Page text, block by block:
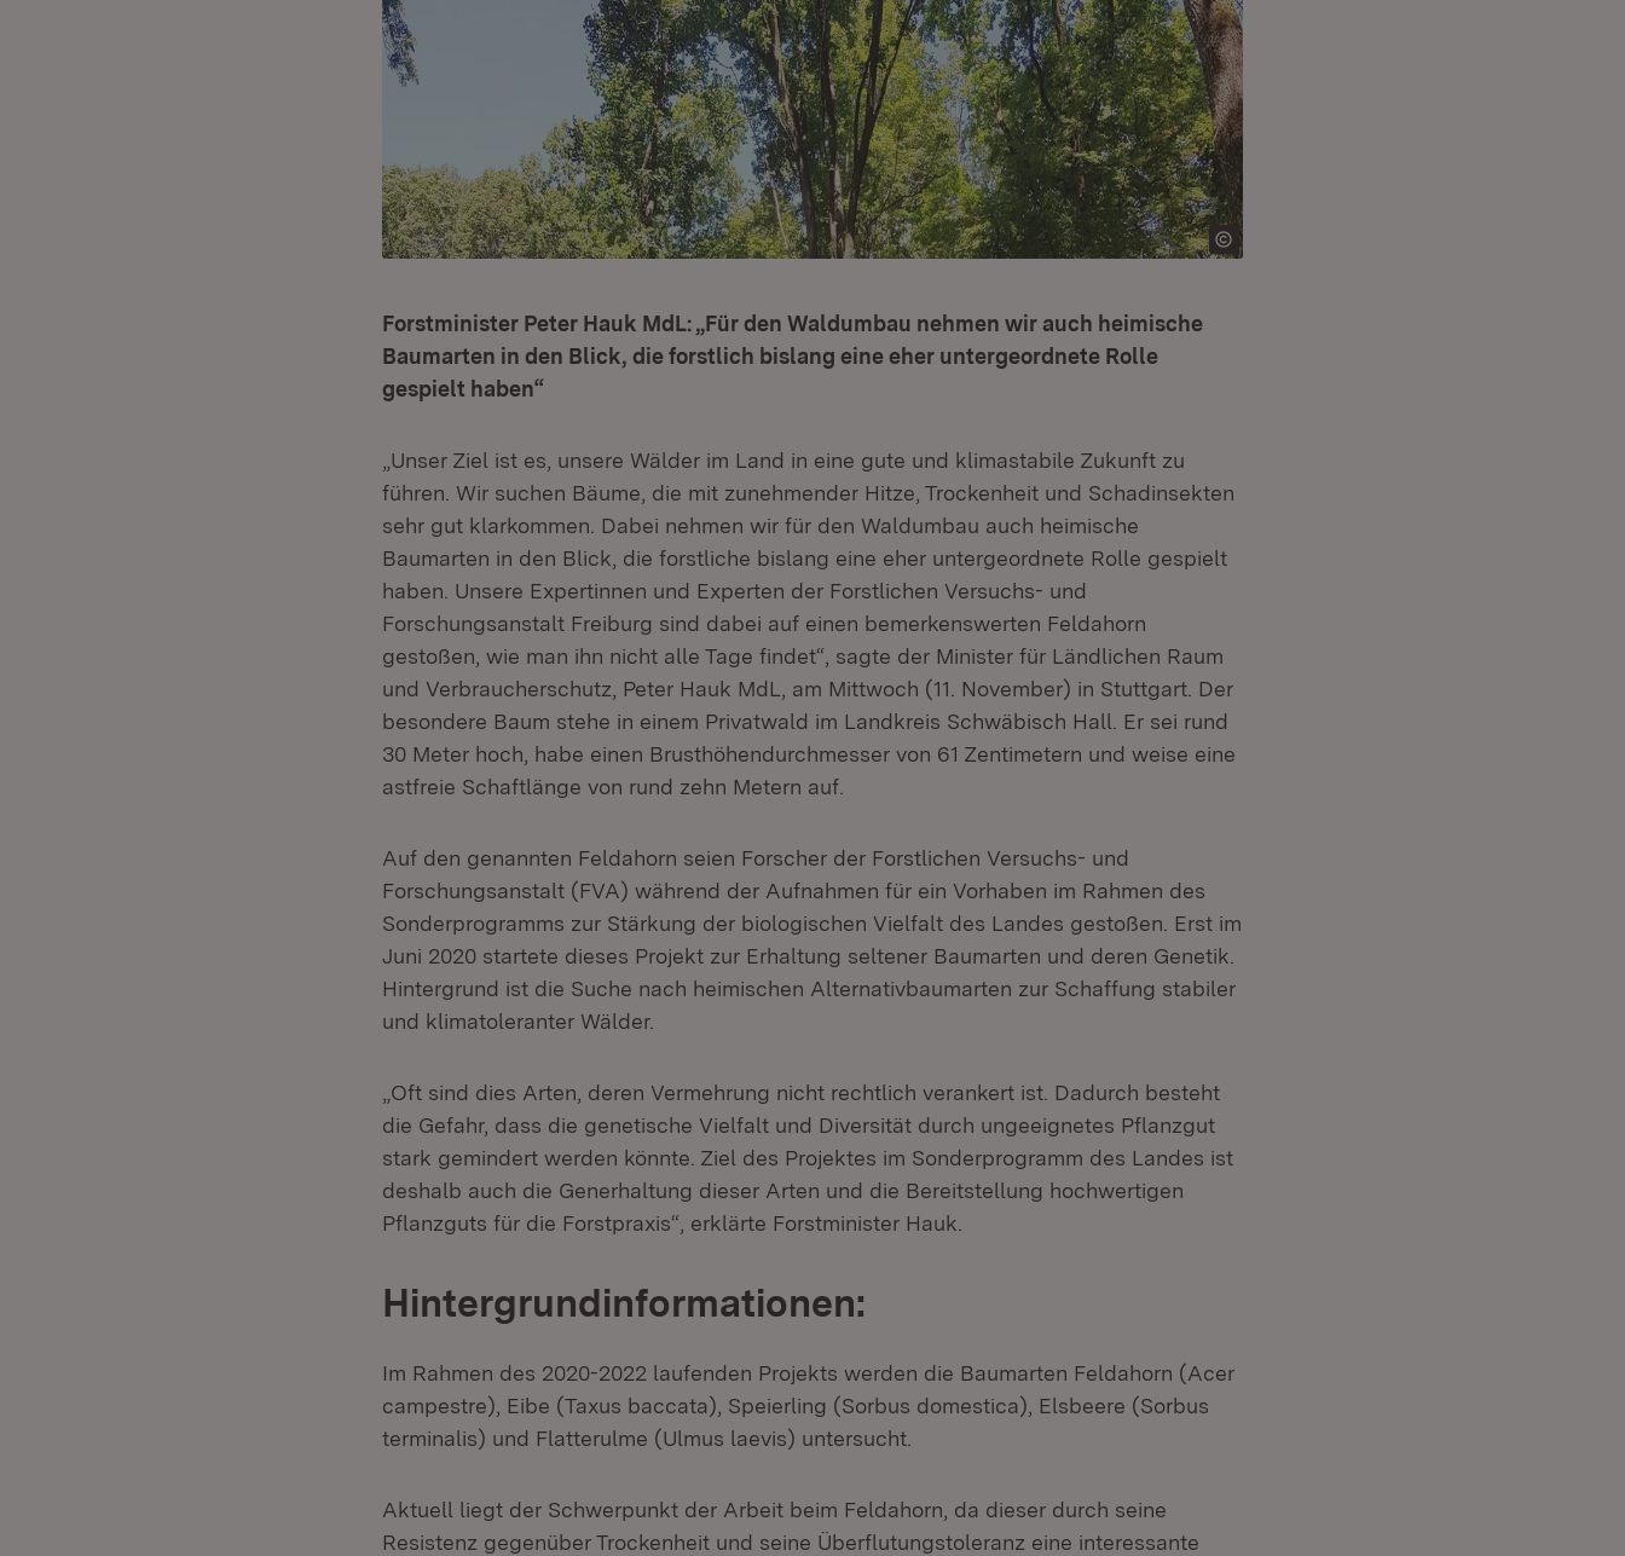
Forstminister Peter Hauk MdL: „Für den Waldumbau nehmen wir auch heimische
Baumarten in den Blick, die forstlich bislang eine eher untergeordnete Rolle
gespielt haben“
„Unser Ziel ist es, unsere Wälder im Land in eine gute und klimastabile Zukunft zu
führen. Wir suchen Bäume, die mit zunehmender Hitze, Trockenheit und Schadinsekten
sehr gut klarkommen. Dabei nehmen wir für den Waldumbau auch heimische
Baumarten in den Blick, die forstliche bislang eine eher untergeordnete Rolle gespielt
haben. Unsere Expertinnen und Experten der Forstlichen Versuchs- und
Forschungsanstalt Freiburg sind dabei auf einen bemerkenswerten Feldahorn
gestoßen, wie man ihn nicht alle Tage findet“, sagte der Minister für Ländlichen Raum
und Verbraucherschutz, Peter Hauk MdL, am Mittwoch (11. November) in Stuttgart. Der
besondere Baum stehe in einem Privatwald im Landkreis Schwäbisch Hall. Er sei rund
30 Meter hoch, habe einen Brusthöhendurchmesser von 61 Zentimetern und weise eine
astfreie Schaftlänge von rund zehn Metern auf.
Auf den genannten Feldahorn seien Forscher der Forstlichen Versuchs- und
Forschungsanstalt (FVA) während der Aufnahmen für ein Vorhaben im Rahmen des
Sonderprogramms zur Stärkung der biologischen Vielfalt des Landes gestoßen. Erst im
Juni 2020 startete dieses Projekt zur Erhaltung seltener Baumarten und deren Genetik.
Hintergrund ist die Suche nach heimischen Alternativbaumarten zur Schaffung stabiler
und klimatoleranter Wälder.
„Oft sind dies Arten, deren Vermehrung nicht rechtlich verankert ist. Dadurch besteht
die Gefahr, dass die genetische Vielfalt und Diversität durch ungeeignetes Pflanzgut
stark gemindert werden könnte. Ziel des Projektes im Sonderprogramm des Landes ist
deshalb auch die Generhaltung dieser Arten und die Bereitstellung hochwertigen
Pflanzguts für die Forstpraxis“, erklärte Forstminister Hauk.
Hintergrundinformationen:
Im Rahmen des 2020-2022 laufenden Projekts werden die Baumarten Feldahorn (Acer
campestre), Eibe (Taxus baccata), Speierling (Sorbus domestica), Elsbeere (Sorbus
terminalis) und Flatterulme (Ulmus laevis) untersucht.
Aktuell liegt der Schwerpunkt der Arbeit beim Feldahorn, da dieser durch seine
Resistenz gegenüber Trockenheit und seine Überflutungstoleranz eine interessante